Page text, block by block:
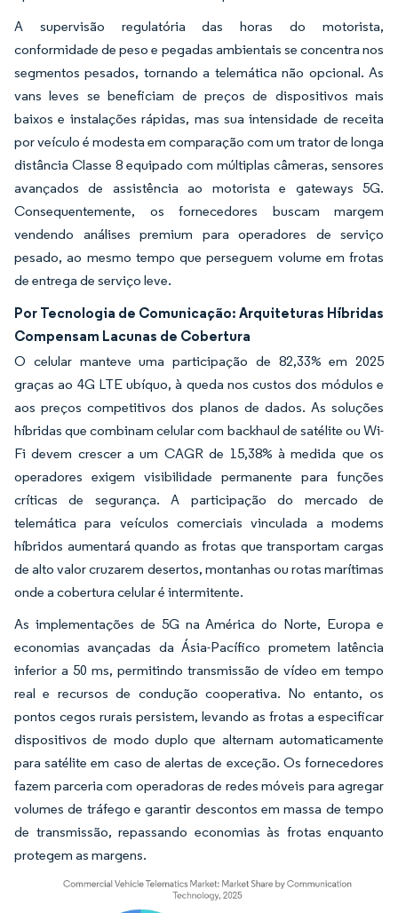
A supervisão regulatória das horas do motorista,
conformidade de peso e pegadas ambientais se concentra nos
segmentos pesados, tornando a telemática não opcional. As
vans leves se beneficiam de preços de dispositivos mais
baixos e instalações rápidas, mas sua intensidade de receita
por veículo é modesta em comparação com um trator de longa
distância Classe 8 equipado com múltiplas câmeras, sensores
avançados de assistência ao motorista e gateways 5G.
Consequentemente, os fornecedores buscam margem
vendendo análises premium para operadores de serviço
pesado, ao mesmo tempo que perseguem volume em frotas
de entrega de serviço leve.
Por Tecnologia de Comunicação: Arquiteturas Híbridas
Compensam Lacunas de Cobertura
O celular manteve uma participação de 82,33% em 2025
graças ao 4G LTE ubíquo, à queda nos custos dos módulos e
aos preços competitivos dos planos de dados. As soluções
híbridas que combinam celular com backhaul de satélite ou Wi-
Fi devem crescer a um CAGR de 15,38% à medida que os
operadores exigem visibilidade permanente para funções
críticas de segurança. A participação do mercado de
telemática para veículos comerciais vinculada a modems
híbridos aumentará quando as frotas que transportam cargas
de alto valor cruzarem desertos, montanhas ou rotas marítimas
onde a cobertura celular é intermitente.
As implementações de 5G na América do Norte, Europa e
economias avançadas da Ásia-Pacífico prometem latência
inferior a 50 ms, permitindo transmissão de vídeo em tempo
real e recursos de condução cooperativa. No entanto, os
pontos cegos rurais persistem, levando as frotas a especificar
dispositivos de modo duplo que alternam automaticamente
para satélite em caso de alertas de exceção. Os fornecedores
fazem parceria com operadoras de redes móveis para agregar
volumes de tráfego e garantir descontos em massa de tempo
de transmissão, repassando economias às frotas enquanto
protegem as margens.